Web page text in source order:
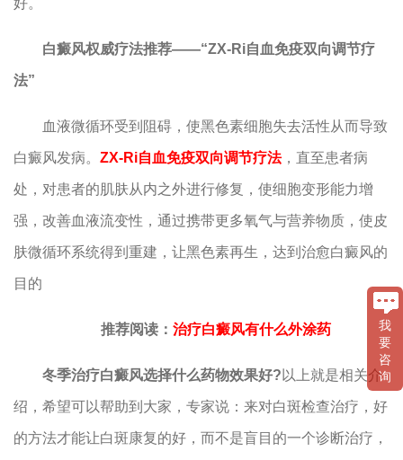
白癜风权威疗法推荐——“ZX-Ri自血免疫双向调节疗
法”
血液微循环受到阻碍，使黑色素细胞失去活性从而导致
白癜风发病。 ZX-Ri自血免疫双向调节疗法，直至患者病
处，对患者的肌肤从内之外进行修复，使细胞变形能力增
强，改善血液流变性，通过携带更多氧气与营养物质，使皮
肤微循环系统得到重建，让黑色素再生，达到治愈白癜风的
目的
推荐阅读： 治疗白癜风有什么外涂药
冬季治疗白癜风选择什么药物效果好? 以上就是相关介
绍，希望可以帮助到大家，专家说：来对白斑检查治疗，好
的方法才能让白斑康复的好，而不是盲目的一个诊断治疗，
我
要
咨
询